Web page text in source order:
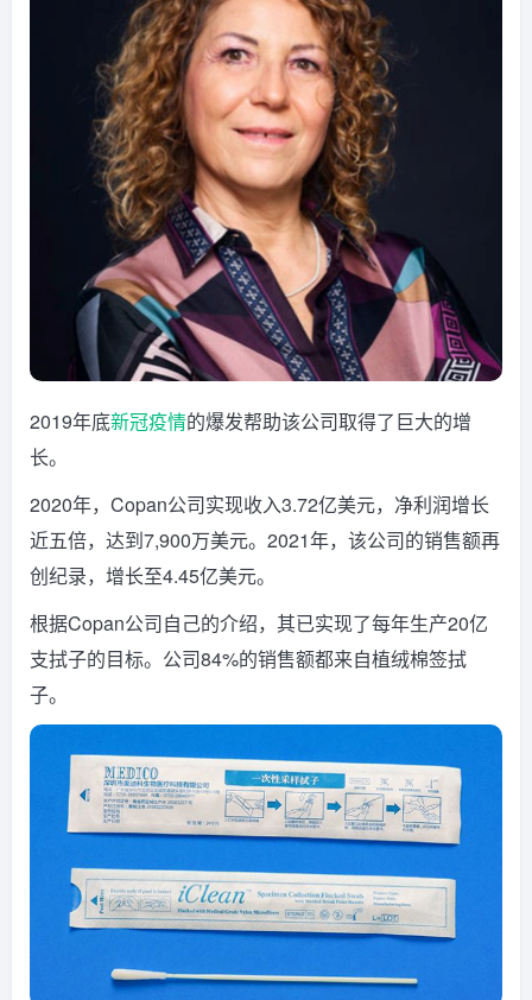
2019年底新冠疫情的爆发帮助该公司取得了巨大的增
长。
2020年，Copan公司实现收入3.72亿美元，净利润增长
近五倍，达到7,900万美元。2021年，该公司的销售额再
创纪录，增长至4.45亿美元。
根据Copan公司自己的介绍，其已实现了每年生产20亿
支拭子的目标。公司84%的销售额都来自植绒棉签拭
子。